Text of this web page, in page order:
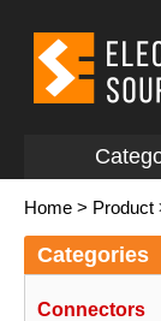
Home > Product
Categories
Connectors